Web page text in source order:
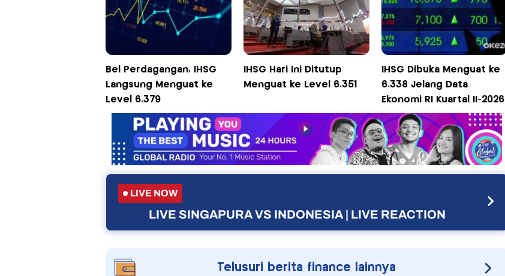
Bel Perdagangan, IHSG
Langsung Menguat ke
Level 6.379
IHSG Hari Ini Ditutup
Menguat ke Level 6.351
IHSG Dibuka Menguat ke
6.338 Jelang Data
Ekonomi RI Kuartal II-2026
LIVE NOW
LIVE SINGAPURA VS INDONESIA | LIVE REACTION
Telusuri berita finance lainnya